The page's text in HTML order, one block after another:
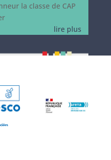
la classe de CAP
lire plus